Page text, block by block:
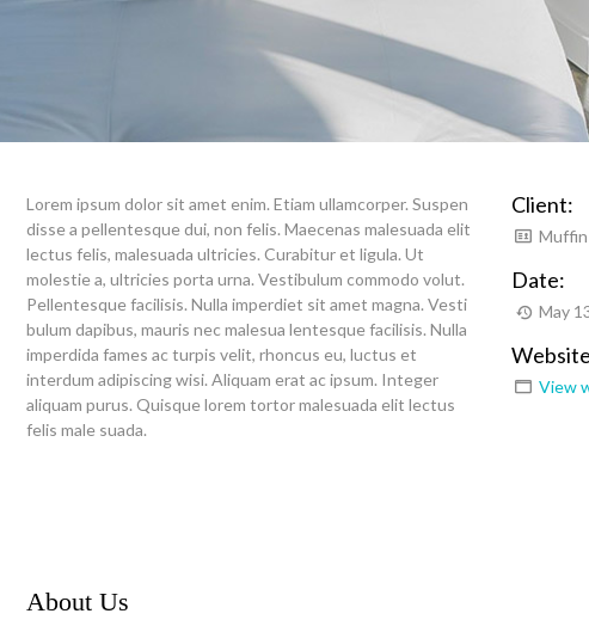
Lorem ipsum dolor sit amet enim. Etiam ullamcorper. Suspen
disse a pellentesque dui, non felis. Maecenas malesuada elit
lectus felis, malesuada ultricies. Curabitur et ligula. Ut
molestie a, ultricies porta urna. Vestibulum commodo volut.
Pellentesque facilisis. Nulla imperdiet sit amet magna. Vesti
bulum dapibus, mauris nec malesua lentesque facilisis. Nulla
imperdida fames ac turpis velit, rhoncus eu, luctus et
interdum adipiscing wisi. Aliquam erat ac ipsum. Integer
aliquam purus. Quisque lorem tortor malesuada elit lectus
felis male suada.
Client:
Date:
May
View
About Us